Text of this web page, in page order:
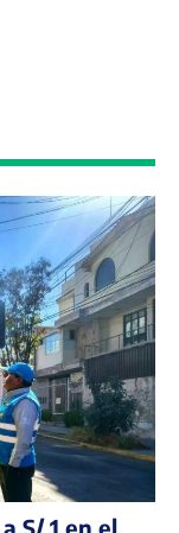
S/ 1 en el